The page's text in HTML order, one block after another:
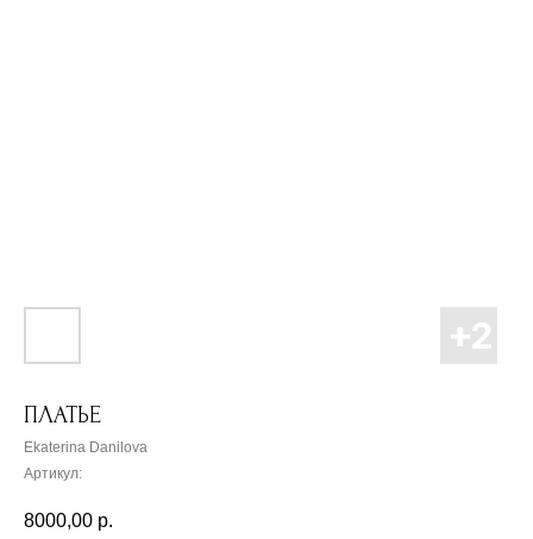
ПЛАТЬЕ
Ekaterina Danilova
Артикул:
8000,00 р.